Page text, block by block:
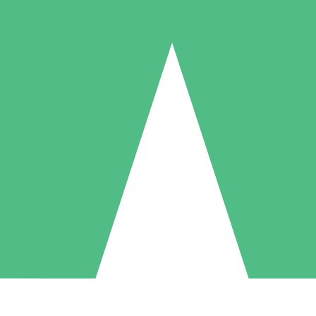
Packs de Crédits Individuels
à l'utilisation avec des crédits de téléchargement. Sans engagement
5 Téléchargements
US$